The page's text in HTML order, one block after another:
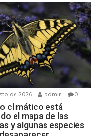
de 2026 admin 0
climático está
el mapa de las
y algunas especies